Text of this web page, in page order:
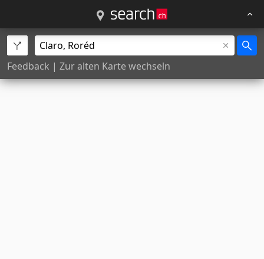
Feedback | Zur alten Karte wechseln